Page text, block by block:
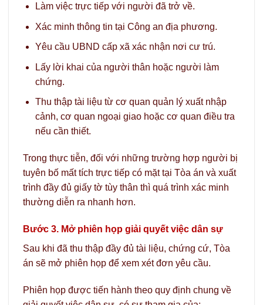
Làm việc trực tiếp với người đã trở về.
Xác minh thông tin tại Công an địa phương.
Yêu cầu UBND cấp xã xác nhận nơi cư trú.
Lấy lời khai của người thân hoặc người làm
chứng.
Thu thập tài liệu từ cơ quan quản lý xuất nhập
cảnh, cơ quan ngoại giao hoặc cơ quan điều tra
nếu cần thiết.
Trong thực tiễn, đối với những trường hợp người bị
tuyên bố mất tích trực tiếp có mặt tại Tòa án và xuất
trình đầy đủ giấy tờ tùy thân thì quá trình xác minh
thường diễn ra nhanh hơn.
Bước 3. Mở phiên họp giải quyết việc dân sự
Sau khi đã thu thập đầy đủ tài liệu, chứng cứ, Tòa
án sẽ mở phiên họp để xem xét đơn yêu cầu.
Phiên họp được tiến hành theo quy định chung về